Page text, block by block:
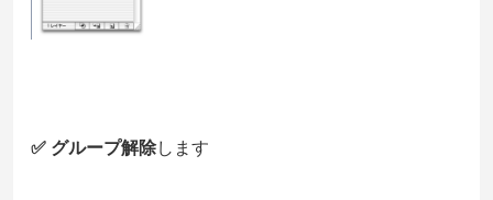
✅ グループ解除します